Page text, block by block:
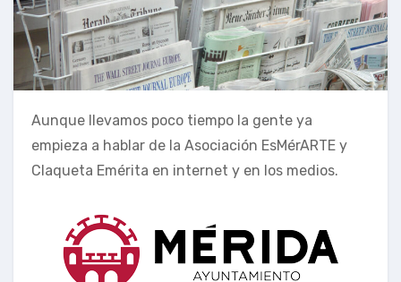
Aunque llevamos poco tiempo la gente ya
empieza a hablar de la Asociación EsMérARTE y
Claqueta Emérita en internet y en los medios.